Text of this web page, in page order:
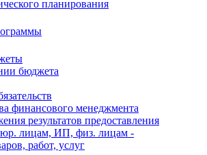
планирования
бюджета
финансового менеджмента
результатов предоставления
юр. лицам, ИП, физ. лицам -
работ, услуг